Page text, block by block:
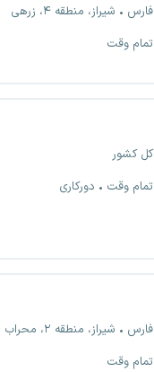
فارس
شیراز، منطقه ۴، زرهی
تمام وقت
کل کشور
تمام وقت
دورکاری
فارس
شیراز، منطقه ۲، محراب
تمام وقت